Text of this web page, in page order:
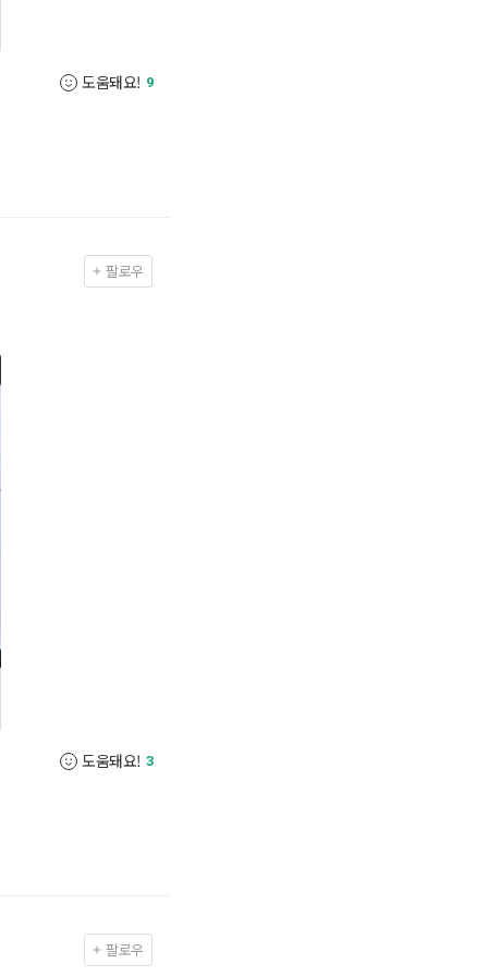
도움돼요! 9
팔로우
도움돼요! 3
팔로우